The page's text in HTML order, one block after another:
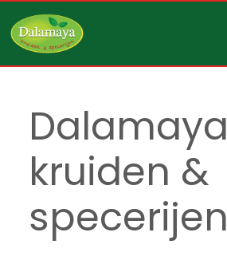
Dalamaya
kruiden &
specerijen